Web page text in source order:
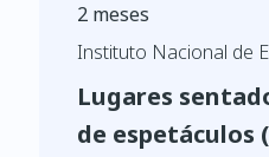
2 meses
Instituto Nacional de
Lugares
de espetáculos